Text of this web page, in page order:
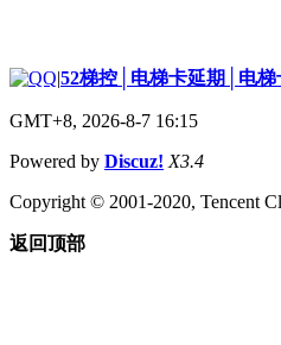
|52梯控│电梯卡延期│电梯
GMT+8, 2026-8-7 16:15
Powered by Discuz! X3.4
Copyright © 2001-2020, Tencent
返回顶部